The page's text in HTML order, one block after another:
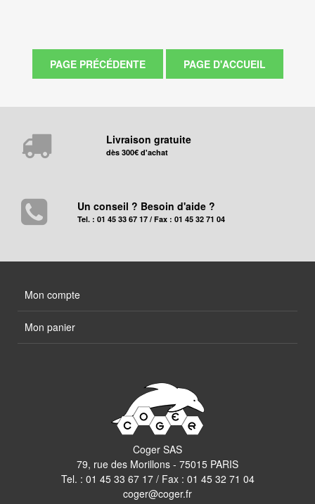
Livraison gratuite
dès 300€ d'achat
Un conseil ? Besoin d'aide ?
Tel. : 01 45 33 67 17 / Fax : 01 45 32 71 04
Mon compte
Mon panier
Coger SAS
79, rue des Morillons - 75015 PARIS
Tel. : 01 45 33 67 17/ Fax : 01 45 32 71 04
coger@coger.fr